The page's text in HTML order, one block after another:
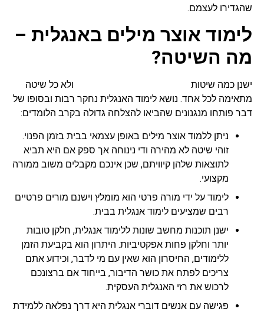
שהגדירו לעצמם.
לימוד אוצר מילים באנגלית –
מה השיטה?
ישנן כמה שיטות
ולא כל שיטה
מתאימה לכל אחד. נושא לימוד האנגלית נחקר רבות ובסופו של
דבר פותחו מנגנונים שהביאו להצלחה גדולה בקרב הלומדים:
ניתן ללמוד אוצר מילים באופן עצמאי בבית בזמן הפנוי.
זוהי שיטה לא מהירה ודי נינוחה אך ספק אם היא תביא
לתוצאות שלהן קיוויתם, שכן אינכם מקבלים משוב ממורה
מקצועי.
לימוד על ידי מורה פרטי הוא מומלץ וישנם מורים פרטיים
רבים שמציעים לימוד אנגלית בבית.
ישנן תוכנות מחשב שונות ללימוד אנגלית, חלקן טובות
יותר וחלקן פחות אפקטיביות. היתרון הוא בקביעת הזמן
ללימודים, החיסרון הוא שאין עם מי לדבר, וכידוע אתם
צריכים לפתח את כושר הדיבור, בייחוד אם ברצונכם
לרכוש את רזי האנגלית העסקית.
פגישה עם אנשים דוברי אנגלית היא דרך נפלאה ללמידת